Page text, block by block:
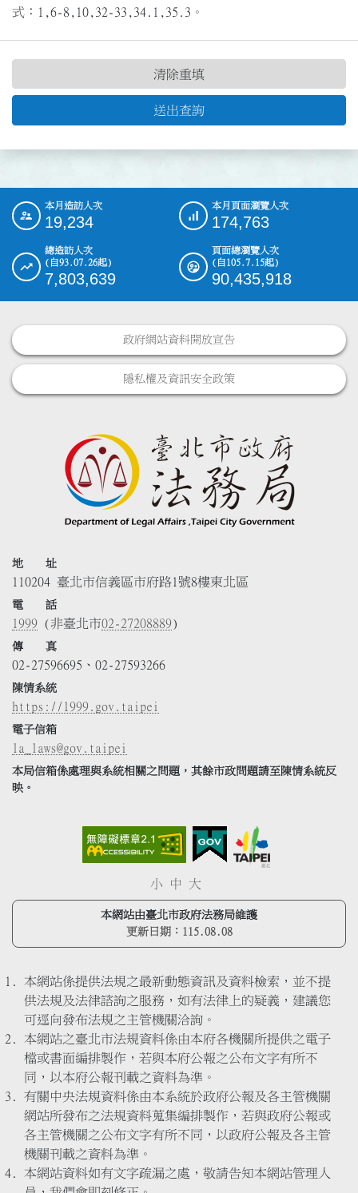
式：1,6-8,10,32-33,34.1,35.3。
送出查詢
清除重填
::: 本月造訪人次
19,234
本月頁面瀏覽人次
174,763
總造訪人次
(自93.07.26起)
7,803,639
頁面總瀏覽人次
(自105.7.15起)
90,435,918
政府網站資料開放宣告
隱私權及資訊安全政策
地 址
110204 臺北市信義區市府路1號8樓東北區
電 話
1999 (非臺北市02-27208889)
傳 真
02-27596695、02-27593266
陳情系統
https://1999.gov.taipei
電子信箱
la_laws@gov.taipei
本局信箱係處理與系統相關之問題，其餘市政問題請至陳情系統反
映。
小 中 大
本網站由臺北市政府法務局維護
更新日期： 115.08.08
本網站係提供法規之最新動態資訊及資料檢索，並不提
供法規及法律諮詢之服務，如有法律上的疑義，建議您
可逕向發布法規之主管機關洽詢。
本網站之臺北市法規資料係由本府各機關所提供之電子
檔或書面編排製作，若與本府公報之公布文字有所不
同，以本府公報刊載之資料為準。
有關中央法規資料係由本系統於政府公報及各主管機關
網站所發布之法規資料蒐集編排製作，若與政府公報或
各主管機關之公布文字有所不同，以政府公報及各主管
機關刊載之資料為準。
本網站資料如有文字疏漏之處，敬請告知本網站管理人